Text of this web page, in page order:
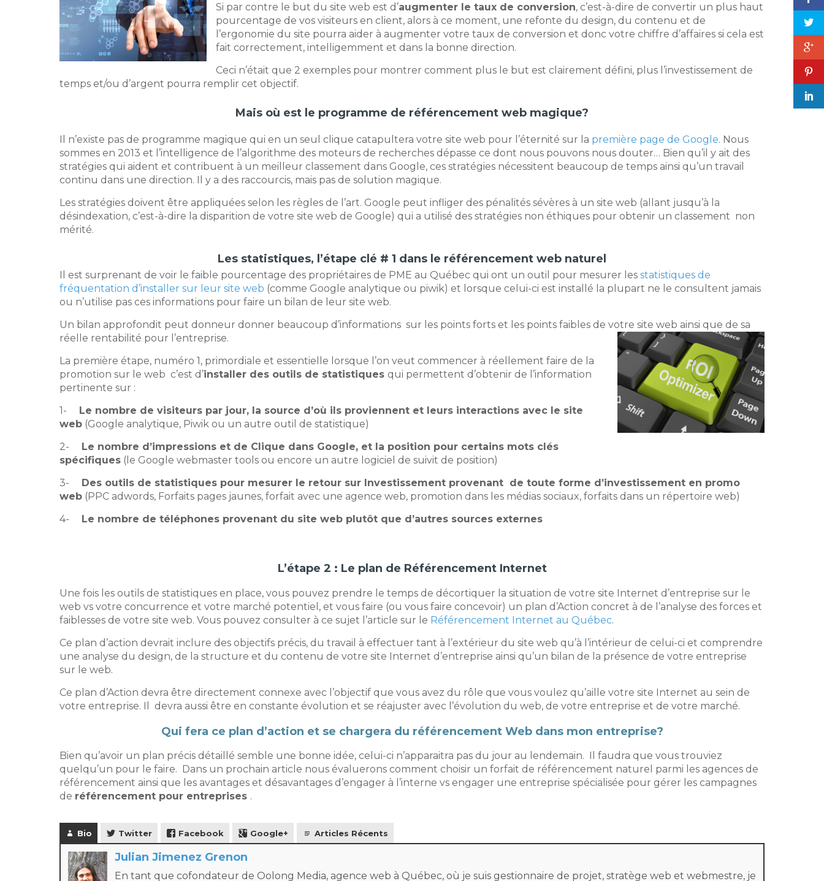
Si par contre le but du site web est d’augmenter le taux de conversion, c’est-à-dire de convertir un plus haut
pourcentage de vos visiteurs en client, alors à ce moment, une refonte du design, du contenu et de
l’ergonomie du site pourra aider à augmenter votre taux de conversion et donc votre chiffre d’affaires si cela est
fait correctement, intelligemment et dans la bonne direction.
Ceci n’était que 2 exemples pour montrer comment plus le but est clairement défini, plus l’investissement de
temps et/ou d’argent pourra remplir cet objectif.
Mais où est le programme de référencement web magique?
Il n’existe pas de programme magique qui en un seul clique catapultera votre site web pour l’éternité sur la première page de Google. Nous
sommes en 2013 et l’intelligence de l’algorithme des moteurs de recherches dépasse ce dont nous pouvons nous douter… Bien qu’il y ait des
stratégies qui aident et contribuent à un meilleur classement dans Google, ces stratégies nécessitent beaucoup de temps ainsi qu’un travail
continu dans une direction. Il y a des raccourcis, mais pas de solution magique.
Les stratégies doivent être appliquées selon les règles de l’art. Google peut infliger des pénalités sévères à un site web (allant jusqu’à la
désindexation, c’est-à-dire la disparition de votre site web de Google) qui a utilisé des stratégies non éthiques pour obtenir un classement non
mérité.
Les statistiques, l’étape clé # 1 dans le référencement web naturel
Il est surprenant de voir le faible pourcentage des propriétaires de PME au Québec qui ont un outil pour mesurer les statistiques de
fréquentation d’installer sur leur site web (comme Google analytique ou piwik) et lorsque celui-ci est installé la plupart ne le consultent jamais
ou n’utilise pas ces informations pour faire un bilan de leur site web.
Un bilan approfondit peut donneur donner beaucoup d’informations sur les points forts et les points faibles de votre site web ainsi que de sa
réelle rentabilité pour l’entreprise.
La première étape, numéro 1, primordiale et essentielle lorsque l’on veut commencer à réellement faire de la
promotion sur le web c’est d’installer des outils de statistiques qui permettent d’obtenir de l’information
pertinente sur :
1-
Le nombre de visiteurs par jour, la source d’où ils proviennent et leurs interactions avec le site
web (Google analytique, Piwik ou un autre outil de statistique)
2-
Le nombre d’impressions et de Clique dans Google, et la position pour certains mots clés
spécifiques (le Google webmaster tools ou encore un autre logiciel de suivit de position)
3-
Des outils de statistiques pour mesurer le retour sur Investissement provenant de toute forme d’investissement en promo
web (PPC adwords, Forfaits pages jaunes, forfait avec une agence web, promotion dans les médias sociaux, forfaits dans un répertoire web)
4-
Le nombre de téléphones provenant du site web plutôt que d’autres sources externes
L’étape 2 : Le plan de Référencement Internet
Une fois les outils de statistiques en place, vous pouvez prendre le temps de décortiquer la situation de votre site Internet d’entreprise sur le
web vs votre concurrence et votre marché potentiel, et vous faire (ou vous faire concevoir) un plan d’Action concret à de l’analyse des forces et
faiblesses de votre site web. Vous pouvez consulter à ce sujet l’article sur le Référencement Internet au Québec.
Ce plan d’action devrait inclure des objectifs précis, du travail à effectuer tant à l’extérieur du site web qu’à l’intérieur de celui-ci et comprendre
une analyse du design, de la structure et du contenu de votre site Internet d’entreprise ainsi qu’un bilan de la présence de votre entreprise
sur le web.
Ce plan d’Action devra être directement connexe avec l’objectif que vous avez du rôle que vous voulez qu’aille votre site Internet au sein de
votre entreprise. Il devra aussi être en constante évolution et se réajuster avec l’évolution du web, de votre entreprise et de votre marché.
Qui fera ce plan d’action et se chargera du référencement Web dans mon entreprise?
Bien qu’avoir un plan précis détaillé semble une bonne idée, celui-ci n’apparaitra pas du jour au lendemain. Il faudra que vous trouviez
quelqu’un pour le faire. Dans un prochain article nous évaluerons comment choisir un forfait de référencement naturel parmi les agences de
référencement ainsi que les avantages et désavantages d’engager à l’interne vs engager une entreprise spécialisée pour gérer les campagnes
de référencement pour entreprises .
Bio Twitter Facebook Google+ Articles Récents
Julian Jimenez Grenon
En tant que cofondateur de Oolong Media, agence web à Québec, où je suis gestionnaire de projet, stratège web et webmestre, je